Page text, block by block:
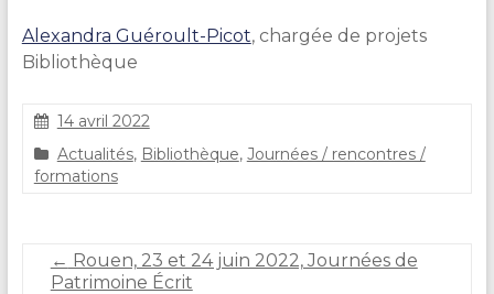
Alexandra Guéroult-Picot, chargée de projets
Bibliothèque
S
t
é
14 avril 2022
Actualités, Bibliothèque, Journées / rencontres /
formations
← Rouen, 23 et 24 juin 2022, Journées de
Patrimoine Écrit